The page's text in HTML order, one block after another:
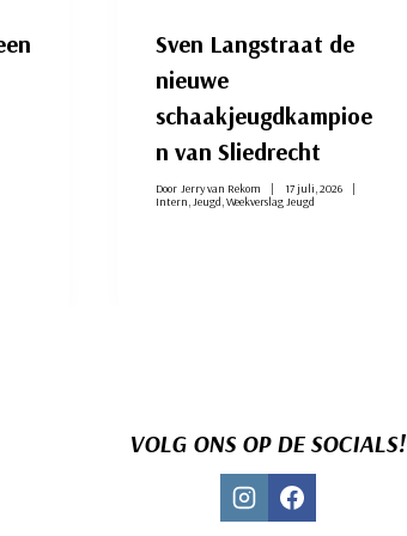
Sven Langstraat de
nieuwe
schaakjeugdkampioe
n van Sliedrecht
Door Jerry van Rekom
17 juli, 2026
Intern,Jeugd,Weekverslag Jeugd
VOLG ONS OP DE SOCIALS!